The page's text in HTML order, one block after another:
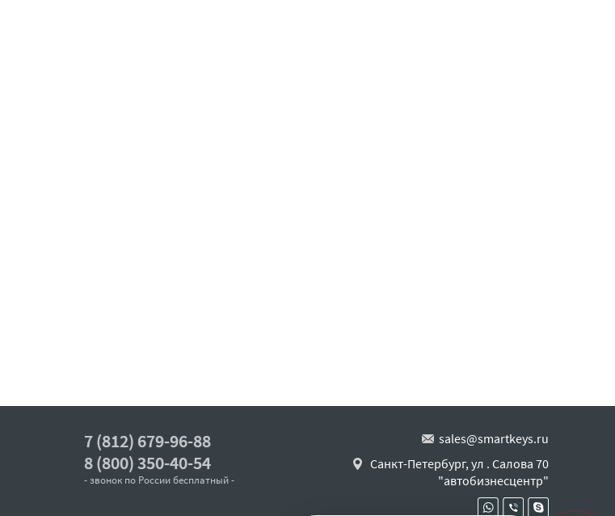
7 (812) 679-96-88
8 (800) 350-40-54
- звонок по России бесплатный -
sales@smartkeys.ru
Санкт-Петербург, ул . Салова 70
"автобизнесцентр"